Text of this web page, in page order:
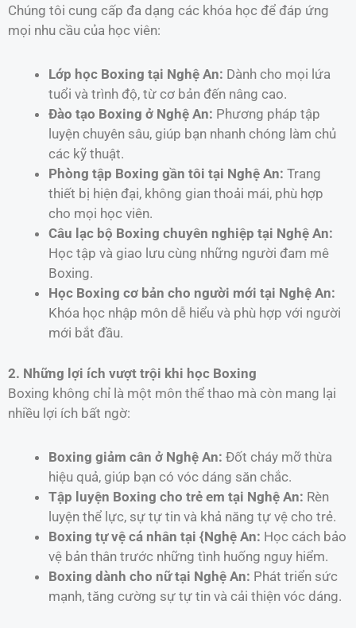
Chúng tôi cung cấp đa dạng các khóa học để đáp ứng
mọi nhu cầu của học viên:
Lớp học Boxing tại Nghệ An: Dành cho mọi lứa
tuổi và trình độ, từ cơ bản đến nâng cao.
Đào tạo Boxing ở Nghệ An: Phương pháp tập
luyện chuyên sâu, giúp bạn nhanh chóng làm chủ
các kỹ thuật.
Phòng tập Boxing gần tôi tại Nghệ An: Trang
thiết bị hiện đại, không gian thoải mái, phù hợp
cho mọi học viên.
Câu lạc bộ Boxing chuyên nghiệp tại Nghệ An:
Học tập và giao lưu cùng những người đam mê
Boxing.
Học Boxing cơ bản cho người mới tại Nghệ An:
Khóa học nhập môn dễ hiểu và phù hợp với người
mới bắt đầu.
2. Những lợi ích vượt trội khi học Boxing
Boxing không chỉ là một môn thể thao mà còn mang lại
nhiều lợi ích bất ngờ:
Boxing giảm cân ở Nghệ An: Đốt cháy mỡ thừa
hiệu quả, giúp bạn có vóc dáng săn chắc.
Tập luyện Boxing cho trẻ em tại Nghệ An: Rèn
luyện thể lực, sự tự tin và khả năng tự vệ cho trẻ.
Boxing tự vệ cá nhân tại {Nghệ An: Học cách bảo
vệ bản thân trước những tình huống nguy hiểm.
Boxing dành cho nữ tại Nghệ An: Phát triển sức
mạnh, tăng cường sự tự tin và cải thiện vóc dáng.